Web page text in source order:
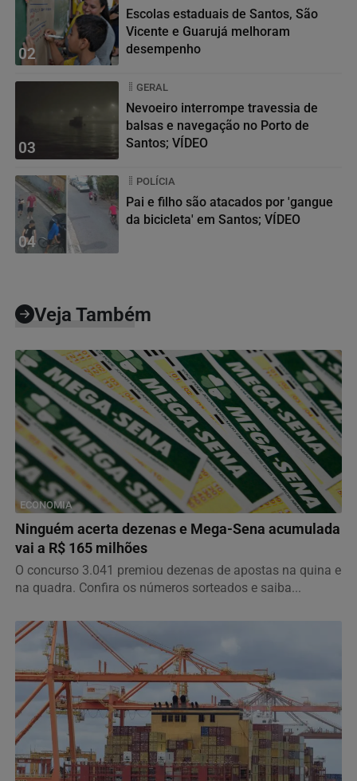
02
Escolas estaduais de Santos, São
Vicente e Guarujá melhoram
desempenho
03
GERAL
Nevoeiro interrompe travessia de
balsas e navegação no Porto de
Santos; VÍDEO
04
POLÍCIA
Pai e filho são atacados por 'gangue
da bicicleta' em Santos; VÍDEO
Veja Também
ECONOMIA
Ninguém acerta dezenas e Mega-Sena acumulada
vai a R$ 165 milhões
O concurso 3.041 premiou dezenas de apostas na quina e
na quadra. Confira os números sorteados e saiba...